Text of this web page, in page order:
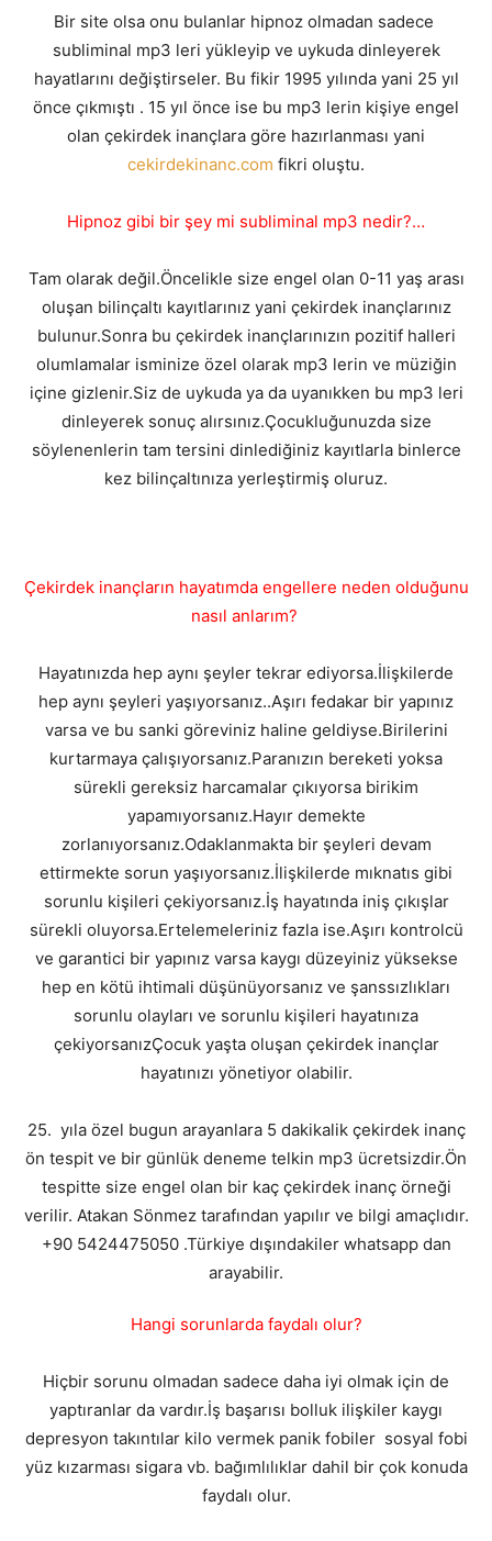
Bir site olsa onu bulanlar hipnoz olmadan sadece
subliminal mp3 leri yükleyip ve uykuda dinleyerek
hayatlarını değiştirseler. Bu fikir 1995 yılında yani 25 yıl
önce çıkmıştı . 15 yıl önce ise bu mp3 lerin kişiye engel
olan çekirdek inançlara göre hazırlanması yani
cekirdekinanc.com fikri oluştu.
Hipnoz gibi bir şey mi subliminal mp3 nedir?…
Tam olarak değil.Öncelikle size engel olan 0-11 yaş arası
oluşan bilinçaltı kayıtlarınız yani çekirdek inançlarınız
bulunur.Sonra bu çekirdek inançlarınızın pozitif halleri
olumlamalar isminize özel olarak mp3 lerin ve müziğin
içine gizlenir.Siz de uykuda ya da uyanıkken bu mp3 leri
dinleyerek sonuç alırsınız.Çocukluğunuzda size
söylenenlerin tam tersini dinlediğiniz kayıtlarla binlerce
kez bilinçaltınıza yerleştirmiş oluruz.
Çekirdek inançların hayatımda engellere neden olduğunu
nasıl anlarım?
Hayatınızda hep aynı şeyler tekrar ediyorsa.İlişkilerde
hep aynı şeyleri yaşıyorsanız..Aşırı fedakar bir yapınız
varsa ve bu sanki göreviniz haline geldiyse.Birilerini
kurtarmaya çalışıyorsanız.Paranızın bereketi yoksa
sürekli gereksiz harcamalar çıkıyorsa birikim
yapamıyorsanız.Hayır demekte
zorlanıyorsanız.Odaklanmakta bir şeyleri devam
ettirmekte sorun yaşıyorsanız.İlişkilerde mıknatıs gibi
sorunlu kişileri çekiyorsanız.İş hayatında iniş çıkışlar
sürekli oluyorsa.Ertelemeleriniz fazla ise.Aşırı kontrolcü
ve garantici bir yapınız varsa kaygı düzeyiniz yüksekse
hep en kötü ihtimali düşünüyorsanız ve şanssızlıkları
sorunlu olayları ve sorunlu kişileri hayatınıza
çekiyorsanızÇocuk yaşta oluşan çekirdek inançlar
hayatınızı yönetiyor olabilir.
25. yıla özel bugun arayanlara 5 dakikalik çekirdek inanç
ön tespit ve bir günlük deneme telkin mp3 ücretsizdir.Ön
tespitte size engel olan bir kaç çekirdek inanç örneği
verilir. Atakan Sönmez tarafından yapılır ve bilgi amaçlıdır.
+90 5424475050 .Türkiye dışındakiler whatsapp dan
arayabilir.
Hangi sorunlarda faydalı olur?
Hiçbir sorunu olmadan sadece daha iyi olmak için de
yaptıranlar da vardır.İş başarısı bolluk ilişkiler kaygı
depresyon takıntılar kilo vermek panik fobiler sosyal fobi
yüz kızarması sigara vb. bağımlılıklar dahil bir çok konuda
faydalı olur.